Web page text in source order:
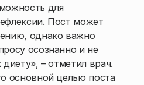
для
Пост может
однако важно
осознанно и не
– отметил врач.
основной целью поста